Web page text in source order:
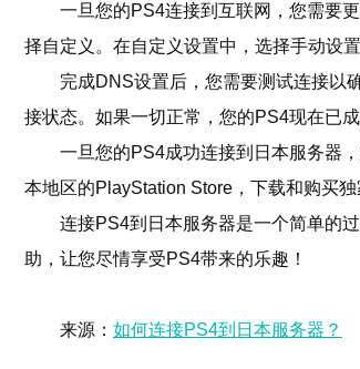
一旦您的PS4连接到互联网，您需要
择自定义。在自定义设置中，选择手动设
完成DNS设置后，您需要测试连接以
接状态。如果一切正常，您的PS4现在已
一旦您的PS4成功连接到日本服务器
本地区的PlayStation Store，下载和购买独
连接PS4到日本服务器是一个简单的
助，让您尽情享受PS4带来的乐趣！
来源： 如何连接PS4到日本服务器？